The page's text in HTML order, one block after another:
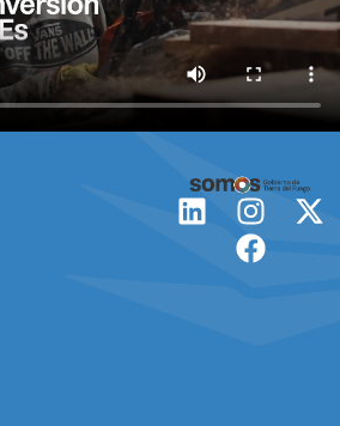
L
I
n
s
X
F
a
c